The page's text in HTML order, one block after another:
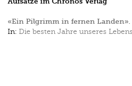
«Ein Pilgrimm in fernen Landen».
In: Die besten Jahre unseres Lebens